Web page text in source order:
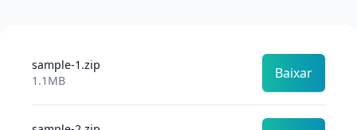
sample-1.zip
1.1MB
Baixar